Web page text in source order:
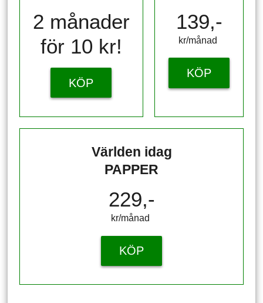
2 månader
för 10 kr!
KÖP
139,-
kr/månad ​​​​​​
KÖP
Världen idag
PAPPER
229,-
kr/månad ​​​​​​
KÖP